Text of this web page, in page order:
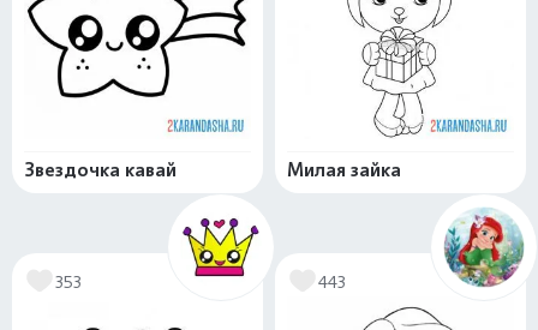
Звездочка кавай Милая зайка
353 443